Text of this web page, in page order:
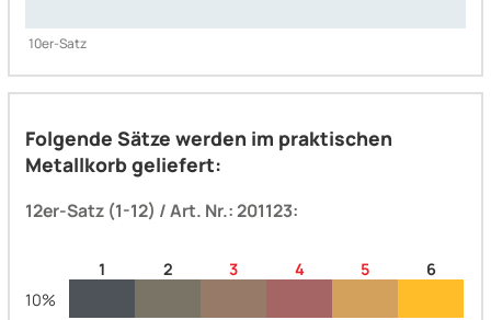
10er-Satz
Folgende Sätze werden im praktischen
Metallkorb geliefert:
12er-Satz (1-12) / Art. Nr.: 201123:
10%
1 2 3 4 5 6